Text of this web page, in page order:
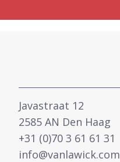
Javastraat 12
2585 AN Den Haag
+31 (0)70 3 61 61 31
info@vanlawick.com